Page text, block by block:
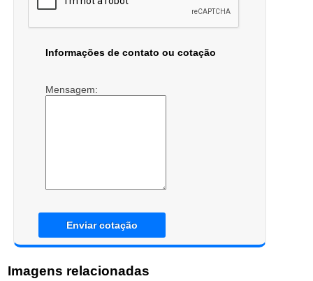
Informações de contato ou cotação
Mensagem:
Enviar cotação
Imagens relacionadas